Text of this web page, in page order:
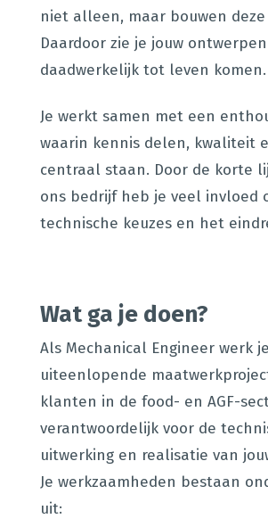
niet alleen, maar bouwen deze
Daardoor zie je jouw ontwerpen
daadwerkelijk tot leven komen.
Je werkt samen met een
waarin kennis delen, kwaliteit
centraal staan. Door de korte
ons bedrijf heb je veel invloed
technische keuzes en het
Wat ga je doen?
Als Mechanical Engineer werk
uiteenlopende
klanten in de food- en AGF-
verantwoordelijk voor de
uitwerking en realisatie van
Je werkzaamheden bestaan
uit: